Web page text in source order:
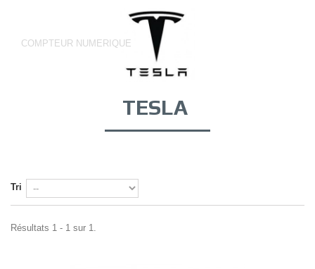
COMPTEUR NUMERIQUE
TESLA
Tri
Résultats 1 - 1 sur 1.